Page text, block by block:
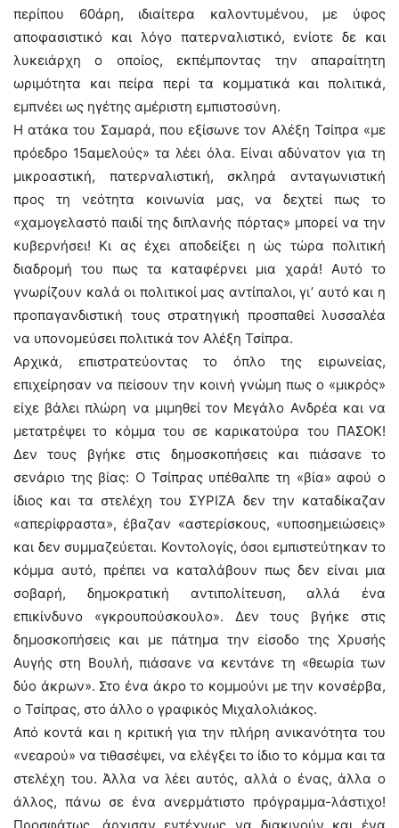
περίπου 60άρη, ιδιαίτερα καλοντυμένου, με ύφος
αποφασιστικό και λόγο πατερναλιστικό, ενίοτε δε και
λυκειάρχη ο οποίος, εκπέμποντας την απαραίτητη
ωριμότητα και πείρα περί τα κομματικά και πολιτικά,
εμπνέει ως ηγέτης αμέριστη εμπιστοσύνη.
Η ατάκα του Σαμαρά, που εξίσωνε τον Αλέξη Τσίπρα «με
πρόεδρο 15αμελούς» τα λέει όλα. Είναι αδύνατον για τη
μικροαστική, πατερναλιστική, σκληρά ανταγωνιστική
προς τη νεότητα κοινωνία μας, να δεχτεί πως το
«χαμογελαστό παιδί της διπλανής πόρτας» μπορεί να την
κυβερνήσει! Κι ας έχει αποδείξει η ώς τώρα πολιτική
διαδρομή του πως τα καταφέρνει μια χαρά! Αυτό το
γνωρίζουν καλά οι πολιτικοί μας αντίπαλοι, γι’ αυτό και η
προπαγανδιστική τους στρατηγική προσπαθεί λυσσαλέα
να υπονομεύσει πολιτικά τον Αλέξη Τσίπρα.
Αρχικά, επιστρατεύοντας το όπλο της ειρωνείας,
επιχείρησαν να πείσουν την κοινή γνώμη πως ο «μικρός»
είχε βάλει πλώρη να μιμηθεί τον Μεγάλο Ανδρέα και να
μετατρέψει το κόμμα του σε καρικατούρα του ΠΑΣΟΚ!
Δεν τους βγήκε στις δημοσκοπήσεις και πιάσανε το
σενάριο της βίας: Ο Τσίπρας υπέθαλπε τη «βία» αφού ο
ίδιος και τα στελέχη του ΣΥΡΙΖΑ δεν την καταδίκαζαν
«απερίφραστα», έβαζαν «αστερίσκους, «υποσημειώσεις»
και δεν συμμαζεύεται. Κοντολογίς, όσοι εμπιστεύτηκαν το
κόμμα αυτό, πρέπει να καταλάβουν πως δεν είναι μια
σοβαρή, δημοκρατική αντιπολίτευση, αλλά ένα
επικίνδυνο «γκρουπούσκουλο». Δεν τους βγήκε στις
δημοσκοπήσεις και με πάτημα την είσοδο της Χρυσής
Αυγής στη Βουλή, πιάσανε να κεντάνε τη «θεωρία των
δύο άκρων». Στο ένα άκρο το κομμούνι με την κονσέρβα,
ο Τσίπρας, στο άλλο ο γραφικός Μιχαλολιάκος.
Από κοντά και η κριτική για την πλήρη ανικανότητα του
«νεαρού» να τιθασέψει, να ελέγξει το ίδιο το κόμμα και τα
στελέχη του. Άλλα να λέει αυτός, αλλά ο ένας, άλλα ο
άλλος, πάνω σε ένα ανερμάτιστο πρόγραμμα-λάστιχο!